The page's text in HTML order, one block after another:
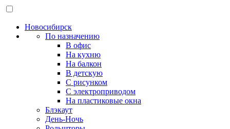
Новосибирск
По назначению
В офис
На кухню
На балкон
В детскую
С рисунком
С электроприводом
На пластиковые окна
Блэкаут
День-Ночь